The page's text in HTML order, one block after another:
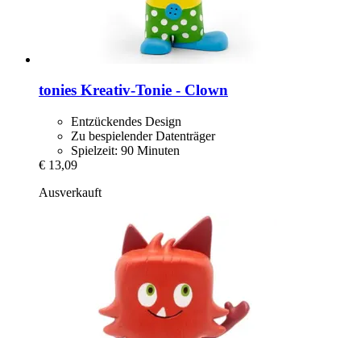
tonies Kreativ-​Tonie -​ Clown
Entzückendes Design
Zu bespielender Datenträger
Spielzeit: 90 Minuten
€ 13,09
Ausverkauft